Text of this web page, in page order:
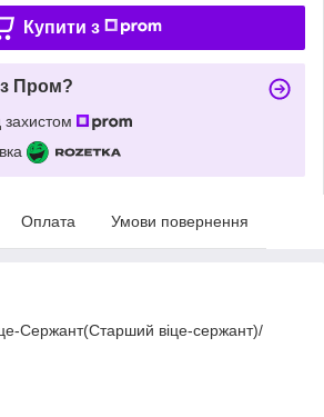
Купити з
Пром?
Оплата Умови повернення
Сержант(Старший віце-сержант)/